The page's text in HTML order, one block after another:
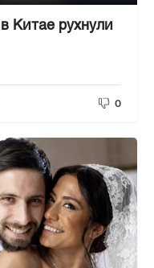
Китае рухнули
0